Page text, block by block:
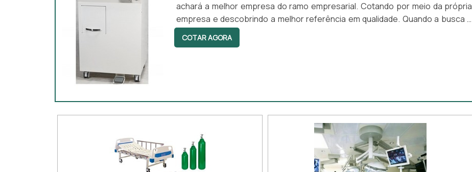
achará a melhor empresa do ramo empresarial. Cotando por meio da própria
empresa e descobrindo a melhor referência em qualidade. Quando a busca é
por desinfecção de endoscópios, com a equipe da Sanders do Brasil alcançará
assertividade com preços altamente competitivos.MAIS DETALHES SOBRE
COTAR AGORA